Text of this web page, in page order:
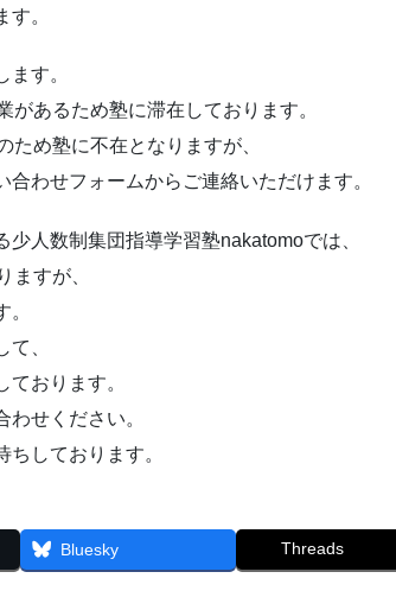
。
す。
があるため塾に滞在しております。
ため塾に不在となりますが、
合わせフォームからご連絡いただけます。
少人数制集団指導学習塾nakatomoでは、
ますが、
、
おります。
わせください。
ちしております。
Bluesky Threads